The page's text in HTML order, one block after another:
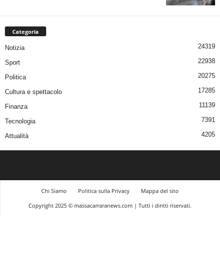
Categoria
Notizia 24319
Sport 22938
Politica 20275
Cultura e spettacolo 17285
Finanza 11139
Tecnologia 7391
Attualità 4205
Chi Siamo Politica sulla Privacy
Mappa del sito
Copyright 2025 © massacarraranews.com | Tutti i diritti riservati.